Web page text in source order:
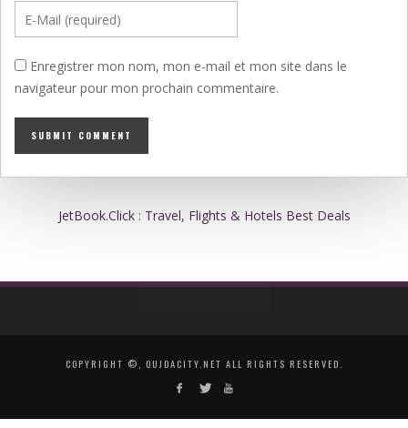
Enregistrer mon nom, mon e-mail et mon site dans le
navigateur pour mon prochain commentaire.
JetBook.Click : Travel, Flights & Hotels Best Deals
COPYRIGHT ©, OUJDACITY.NET ALL RIGHTS RESERVED.